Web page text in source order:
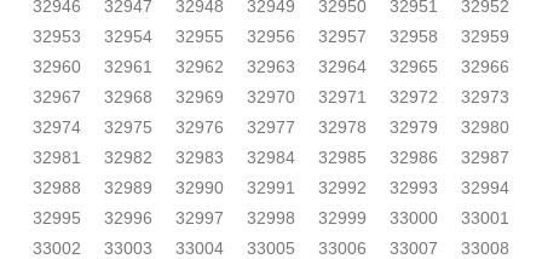
32946
32947 32948 32949 32950 32951
32952
32953
32954 32955 32956 32957 32958
32959
32960
32961 32962 32963 32964 32965
32966
32967
32968 32969 32970 32971 32972
32973
32974
32975 32976 32977 32978 32979
32980
32981
32982 32983 32984 32985 32986
32987
32988
32989 32990 32991 32992 32993
32994
32995
32996 32997 32998 32999 33000
33001
33002
33003 33004 33005 33006 33007
33008